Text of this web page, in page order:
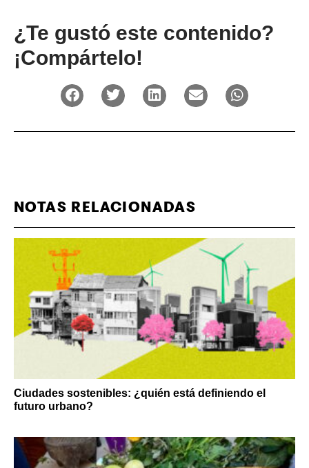
¿Te gustó este contenido?
¡Compártelo!
NOTAS RELACIONADAS
Ciudades sostenibles: ¿quién está definiendo el
futuro urbano?